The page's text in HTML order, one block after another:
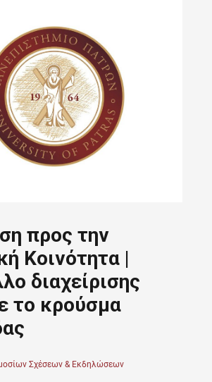
προς την
Κοινότητα |
διαχείρισης
το κρούσμα
Σχέσεων & Εκδηλώσεων